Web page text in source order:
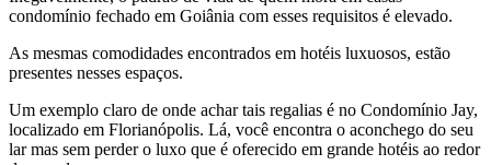
condomínio fechado em Goiânia com esses requisitos é elevado.
As mesmas comodidades encontrados em hotéis luxuosos, estão
presentes nesses espaços.
Um exemplo claro de onde achar tais regalias é no Condomínio Jay,
localizado em Florianópolis. Lá, você encontra o aconchego do seu
lar mas sem perder o luxo que é oferecido em grande hotéis ao redor